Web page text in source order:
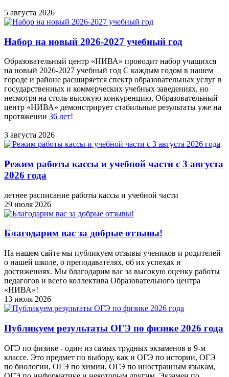
5 августа 2026
Набор на новый 2026-2027 учебный год
Образовательный центр «НИВА» проводит набор учащихся
на новый 2026-2027 учебный год С каждым годом в нашем
городе и районе расширяется спектр образовательных услуг в
государственных и коммерческих учебных заведениях, но
несмотря на столь высокую конкуренцию, Образовательный
центр «НИВА» демонстрирует стабильные результаты уже на
протяжении 36 лет!
3 августа 2026
Режим работы кассы и учебной части с 3 августа
2026 года
летнее расписание работы кассы и учебной части
29 июля 2026
Благодарим вас за добрые отзывы!
На нашем сайте мы публикуем отзывы учеников и родителей
о нашей школе, о преподавателях, об их успехах и
достижениях. Мы благодарим вас за высокую оценку работы
педагогов и всего коллектива Образовательного центра
«НИВА»!
13 июля 2026
Публикуем результаты ОГЭ по физике 2026 года
ОГЭ по физике - один из самых трудных экзаменов в 9-м
классе. Это предмет по выбору, как и ОГЭ по истории, ОГЭ
по биологии, ОГЭ по химии, ОГЭ по иностранным языкам,